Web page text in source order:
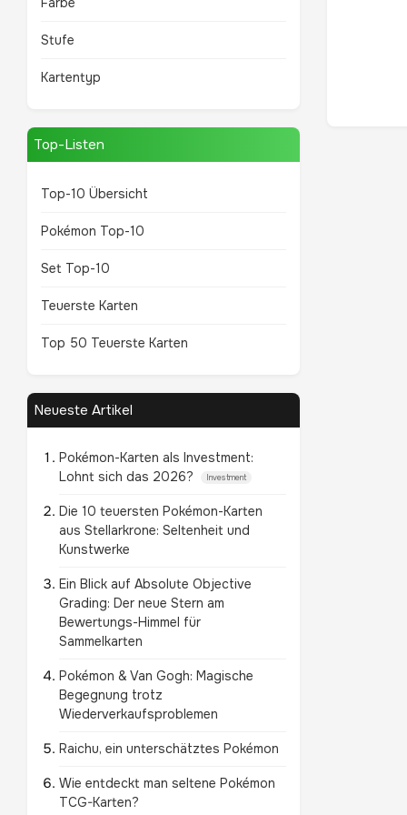
Stufe
Kartentyp
Top-Listen
Top-10 Übersicht
Pokémon Top-10
Set Top-10
Teuerste Karten
Top 50 Teuerste Karten
Neueste Artikel
Pokémon-Karten als Investment:
Lohnt sich das 2026?
Investment
Die 10 teuersten Pokémon-Karten
aus Stellarkrone: Seltenheit und
Kunstwerke
Ein Blick auf Absolute Objective
Grading: Der neue Stern am
Bewertungs-Himmel für
Sammelkarten
Pokémon & Van Gogh: Magische
Begegnung trotz
Wiederverkaufsproblemen
Raichu, ein unterschätztes Pokémon
Wie entdeckt man seltene Pokémon
TCG-Karten?